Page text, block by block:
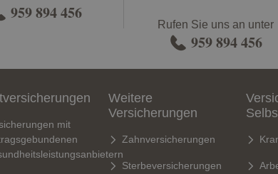
959 894 456
Rufen Sie uns an unter
959 894 456
mit
Weitere
Versicherungen
Zahnversicherungen
Sterbeversicherungen